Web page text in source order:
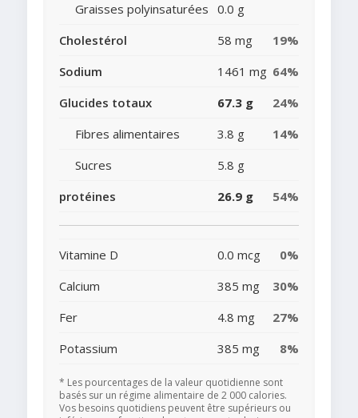
Graisses polyinsaturées 0.0 g
Cholestérol
58 mg
19%
Sodium
1461 mg 64%
Glucides totaux
67.3 g
24%
Fibres alimentaires
3.8 g
14%
Sucres
5.8 g
protéines
26.9 g 54%
Vitamine D 0.0 mcg
0%
Calcium
385 mg
30%
Fer
4.8 mg
27%
Potassium
385 mg 8%
* Les pourcentages de la valeur quotidienne sont
basés sur un régime alimentaire de 2 000 calories.
Vos besoins quotidiens peuvent être supérieurs ou